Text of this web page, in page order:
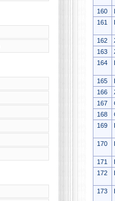
160
161
162
163
164
165
166
167
168
169
170
171
172
173